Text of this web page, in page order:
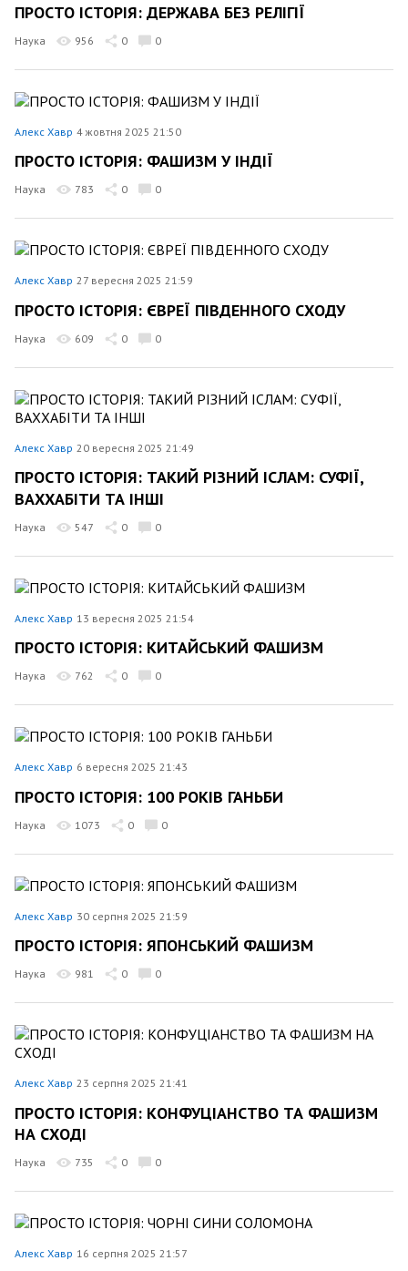
ПРОСТО ІСТОРІЯ: ДЕРЖАВА БЕЗ РЕЛІГІЇ
Наука 956 0 0
Алекс Хавр 4 жовтня 2025 21:50
ПРОСТО ІСТОРІЯ: ФАШИЗМ У ІНДІЇ
Наука 783 0 0
Алекс Хавр 27 вересня 2025 21:59
ПРОСТО ІСТОРІЯ: ЄВРЕЇ ПІВДЕННОГО СХОДУ
Наука 609 0 0
Алекс Хавр 20 вересня 2025 21:49
ПРОСТО ІСТОРІЯ: ТАКИЙ РІЗНИЙ ІСЛАМ: СУФІЇ,
ВАХХАБІТИ ТА ІНШІ
Наука 547 0 0
Алекс Хавр 13 вересня 2025 21:54
ПРОСТО ІСТОРІЯ: КИТАЙСЬКИЙ ФАШИЗМ
Наука 762 0 0
Алекс Хавр 6 вересня 2025 21:43
ПРОСТО ІСТОРІЯ: 100 РОКІВ ГАНЬБИ
Наука 1073 0 0
Алекс Хавр 30 серпня 2025 21:59
ПРОСТО ІСТОРІЯ: ЯПОНСЬКИЙ ФАШИЗМ
Наука 981 0 0
Алекс Хавр 23 серпня 2025 21:41
ПРОСТО ІСТОРІЯ: КОНФУЦІАНСТВО ТА ФАШИЗМ
НА СХОДІ
Наука 735 0 0
Алекс Хавр 16 серпня 2025 21:57